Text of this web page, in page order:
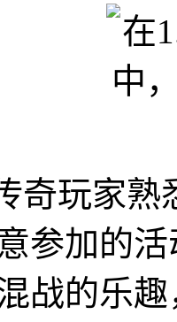
奇玩家
参加的
战的乐